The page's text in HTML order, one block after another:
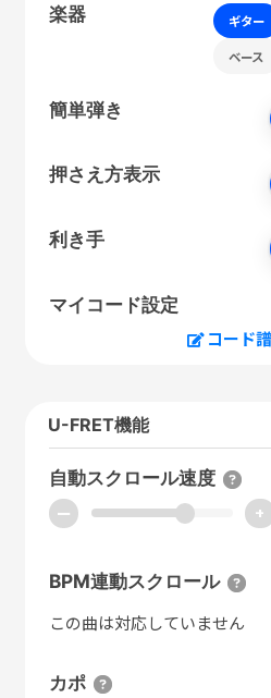
楽器 ギター
ベース
簡単弾き
押さえ方表示
利き手
マイコード設定
コード
U-FRET機能
自動スクロール速度
ー +
BPM連動スクロール
この曲は対応していません
カポ